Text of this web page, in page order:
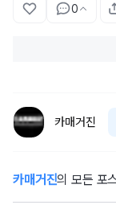
0
카매거진
카매거진의 모든 포